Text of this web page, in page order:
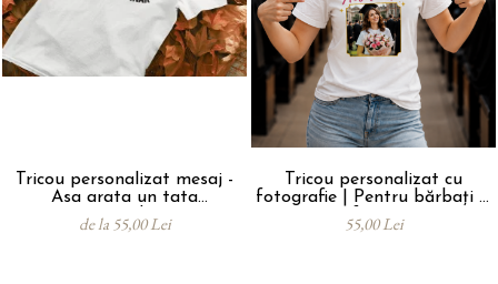
Tricou personalizat mesaj -
Asa arata un tata
extraordinar
de la 55,00 Lei
Tricou personalizat cu
fotografie | Pentru bărbați și
femei
55,00 Lei